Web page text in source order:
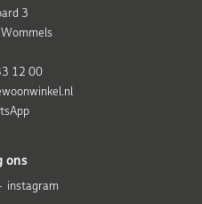
ons
instagram
3
12 00